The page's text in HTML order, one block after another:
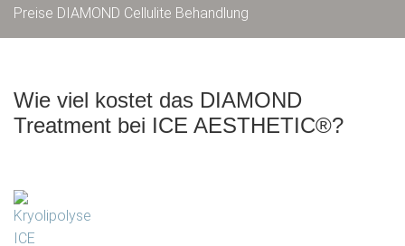
Preise DIAMOND Cellulite Behandlung
Wie viel kostet das DIAMOND
Treatment bei ICE AESTHETIC®?